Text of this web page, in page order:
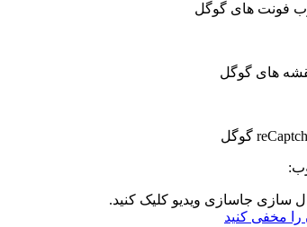
فونت های گوگل
های گوگل
سازی جاسازی ویدیو کلیک کنید.
مخفی کنید